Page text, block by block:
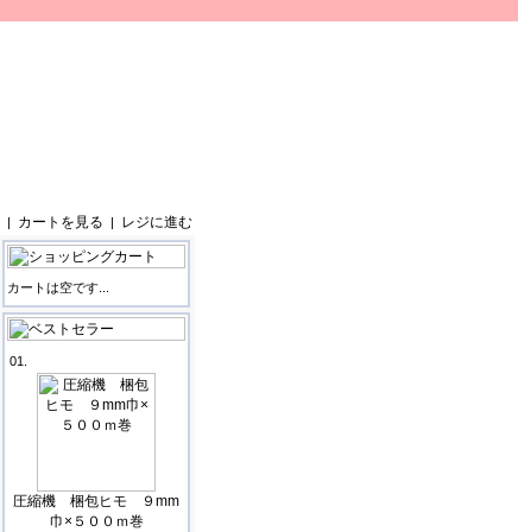
| カートを見る | レジに進む
カートは空です...
01.
圧縮機 梱包ヒモ ９mm
巾×５００ｍ巻